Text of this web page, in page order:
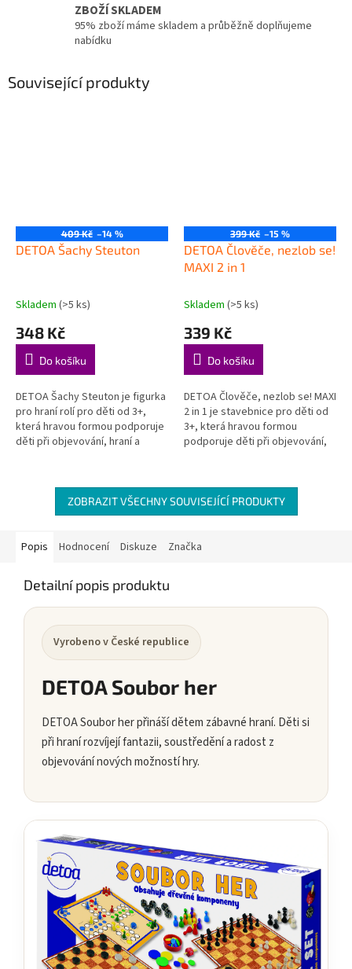
ZBOŽÍ SKLADEM
95% zboží máme skladem a průběžně doplňujeme
nabídku
Související produkty
409 Kč –14 %
DETOA Šachy Steuton
Skladem (>5 ks)
348 Kč
Do košíku
DETOA Šachy Steuton je figurka
pro hraní rolí pro děti od 3+,
která hravou formou podporuje
děti při objevování, hraní a
399 Kč –15 %
DETOA Člověče, nezlob se!
MAXI 2 in 1
Skladem (>5 ks)
339 Kč
Do košíku
DETOA Člověče, nezlob se! MAXI
2 in 1 je stavebnice pro děti od
3+, která hravou formou
podporuje děti při objevování,
ZOBRAZIT VŠECHNY SOUVISEJÍCÍ PRODUKTY
Popis Hodnocení Diskuze Značka
Detailní popis produktu
Vyrobeno v České republice
DETOA Soubor her
DETOA Soubor her přináší dětem zábavné hraní. Děti si
při hraní rozvíjejí fantazii, soustředění a radost z
objevování nových možností hry.